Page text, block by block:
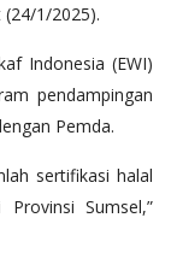
1/2025).
Indonesia (EWI)
pendampingan
Pemda.
sertifikasi halal
Sumsel,”